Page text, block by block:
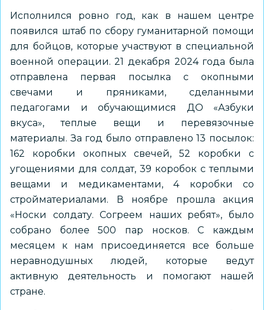
Исполнился ровно год, как в нашем центре
появился штаб по сбору гуманитарной помощи
для бойцов, которые участвуют в специальной
военной операции. 21 декабря 2024 года была
отправлена первая посылка с окопными
свечами и пряниками, сделанными
педагогами и обучающимися ДО «Азбуки
вкуса», теплые вещи и перевязочные
материалы. За год было отправлено 13 посылок:
162 коробки окопных свечей, 52 коробки с
угощениями для солдат, 39 коробок с теплыми
вещами и медикаментами, 4 коробки со
стройматериалами. В ноябре прошла акция
«Носки солдату. Согреем наших ребят», было
собрано более 500 пар носков. С каждым
месяцем к нам присоединяется все больше
неравнодушных людей, которые ведут
активную деятельность и помогают нашей
стране.